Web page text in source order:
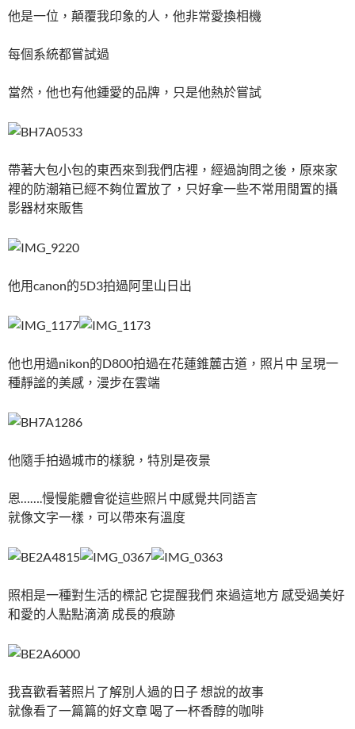
他是一位，顛覆我印象的人，他非常愛換相機
每個系統都嘗試過
當然，他也有他鍾愛的品牌，只是他熱於嘗試
帶著大包小包的東西來到我們店裡，經過詢問之後，原來家
裡的防潮箱已經不夠位置放了，只好拿一些不常用閒置的攝
影器材來販售
他用canon的5D3拍過阿里山日出
他也用過nikon的D800拍過在花蓮錐麓古道，照片中 呈現一
種靜謐的美感，漫步在雲端
他隨手拍過城市的樣貌，特別是夜景
恩…….慢慢能體會從這些照片中感覺共同語言
就像文字一樣，可以帶來有溫度
照相是一種對生活的標記 它提醒我們 來過這地方 感受過美好
和愛的人點點滴滴 成長的痕跡
我喜歡看著照片了解別人過的日子 想說的故事
就像看了一篇篇的好文章 喝了一杯香醇的咖啡